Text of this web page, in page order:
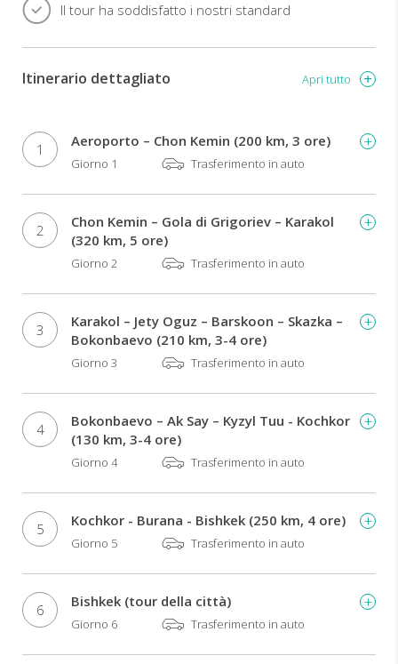
Il tour ha soddisfatto i nostri standard
Itinerario dettagliato Apri tutto
1 Aeroporto – Chon Kemin (200 km, 3 ore)
Giorno 1 Trasferimento in auto
2
Chon Kemin – Gola di Grigoriev – Karakol
(320 km, 5 ore)
Giorno 2 Trasferimento in auto
3
Karakol – Jety Oguz – Barskoon – Skazka –
Bokonbaevo (210 km, 3-4 ore)
Giorno 3 Trasferimento in auto
4
Bokonbaevo – Ak Say – Kyzyl Tuu - Kochkor
(130 km, 3-4 ore)
Giorno 4 Trasferimento in auto
5 Kochkor - Burana - Bishkek (250 km, 4 ore)
Giorno 5 Trasferimento in auto
6 Bishkek (tour della città)
Giorno 6 Trasferimento in auto